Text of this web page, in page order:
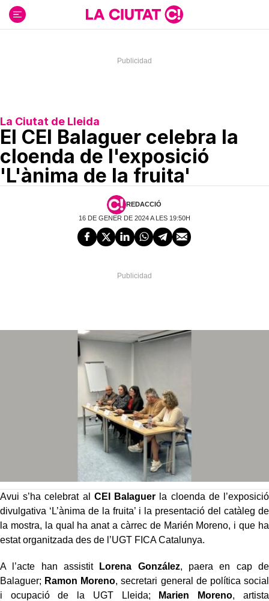
contenido
La Ciutat de Lleida
El CEI Balaguer celebra la
cloenda de l'exposició
'L'ànima de la fruita'
REDACCIÓ
16 DE GENER DE 2024 A LES 19:50H
Avui s’ha celebrat al CEI Balaguer la cloenda de l’exposició
divulgativa ‘L’ànima de la fruita’ i la presentació del catàleg de
la mostra, la qual ha anat a càrrec de Marién Moreno, i que ha
estat organitzada des de l’UGT FICA Catalunya.
A l’acte han assistitLorena González, paera en cap de
Balaguer; Ramon Moreno, secretari general de política social
i ocupació de la UGT Lleida;
Marien Moreno, artista